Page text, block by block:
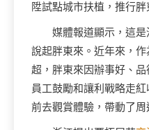
陞試點城市扶植，推行胖
媒體報道顯示，這
說起胖東來。近年來，
超，胖東來因辦事好、
員工鼓勵和讓利戰略走
前去觀賞體驗，帶動了